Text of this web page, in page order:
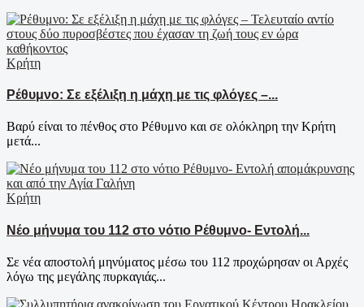
Κρήτη
Ρέθυμνο: Σε εξέλιξη η μάχη με τις φλόγες –...
Βαρύ είναι το πένθος στο Ρέθυμνο και σε ολόκληρη την Κρήτη
μετά...
Κρήτη
Νέο μήνυμα του 112 στο νότιο Ρέθυμνο- Εντολή...
Σε νέα αποστολή μηνύματος μέσω του 112 προχώρησαν οι Αρχές
λόγω της μεγάλης πυρκαγιάς...